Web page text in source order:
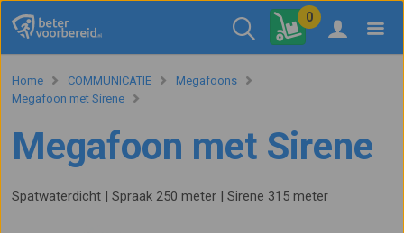
0
Home COMMUNICATIE
Megafoons
Megafoon met Sirene
Megafoon met Sirene
Spatwaterdicht | Spraak 250 meter | Sirene 315 meter